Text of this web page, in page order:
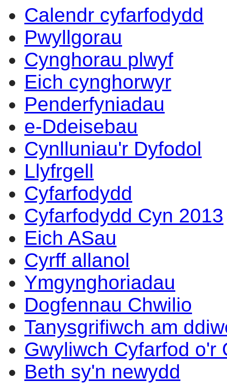
Calendr cyfarfodydd
Pwyllgorau
Cynghorau plwyf
Eich cynghorwyr
Penderfyniadau
e-Ddeisebau
Cynlluniau'r Dyfodol
Llyfrgell
Cyfarfodydd
Cyfarfodydd Cyn 2013
Eich ASau
Cyrff allanol
Ymgynghoriadau
Dogfennau Chwilio
Tanysgrifiwch am
Gwyliwch Cyfarfod o'r
Beth sy'n newydd
eitem
2.
eitem
2.
eitem
2.
eitem
2.
eitem
2.